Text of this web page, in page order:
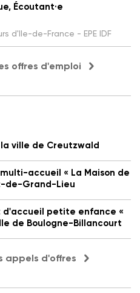
Écoutant·e
d'Ile-de-France - EPE IDF
offres d'emploi
ville de Creutzwald
accueil « La Maison de
de-Grand-Lieu
petite enfance «
de Boulogne-Billancourt
appels d'offres